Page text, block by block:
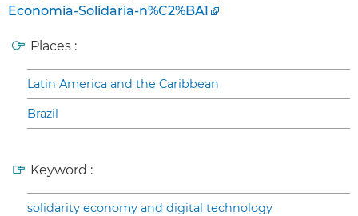
Economia-Solidaria-n%C2%BA1
Places :
Latin America and the Caribbean
Brazil
Keyword :
solidarity economy and digital technology